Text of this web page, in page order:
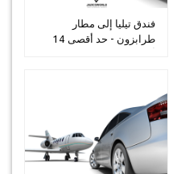
فندق تيليا إلى مطار
طرابزون - حد أقصى 14